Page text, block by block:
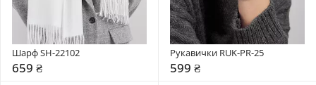
Шарф SH-22102
659 ₴
Рукавички RUK-PR-25
599 ₴